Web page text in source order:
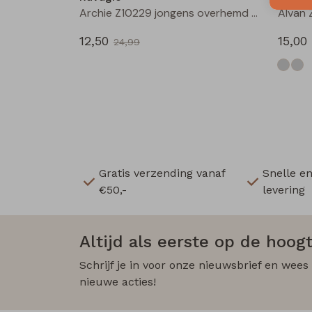
Archie Z10229 jongens overhemd km Groen donker
12,50 24,99
15,00
Gratis verzending vanaf
€50,-
Snelle
levering
Altijd als eerste op de
Schrijf je in voor onze nieuwsbrief en
nieuwe acties!